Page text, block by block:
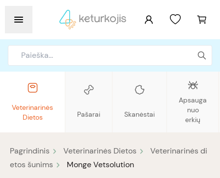
Veterinarinės
Dietos
Pašarai Skanėstai
Apsauga
nuo
erkių
Pagrindinis Veterinarinės Dietos
Veterinarinės di
etos šunims
Monge Vetsolution